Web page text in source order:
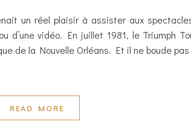
un réel plaisir à assister aux
d’une vidéo. En juillet 1981, le Triumph
de la Nouvelle Orléans. Et il ne boude
READ MORE